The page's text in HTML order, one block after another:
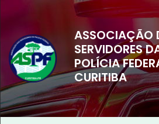
ASSOCIAÇÃO
SERVIDORES
POLÍCIA
CURITIBA